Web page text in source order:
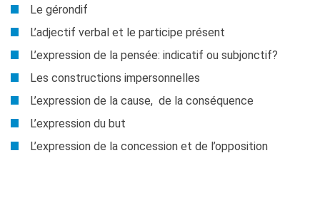
Le gérondif
L’adjectif verbal et le participe présent
L’expression de la pensée: indicatif ou subjonctif?
Les constructions impersonnelles
L’expression de la cause, de la conséquence
L’expression du but
L’expression de la concession et de l’opposition